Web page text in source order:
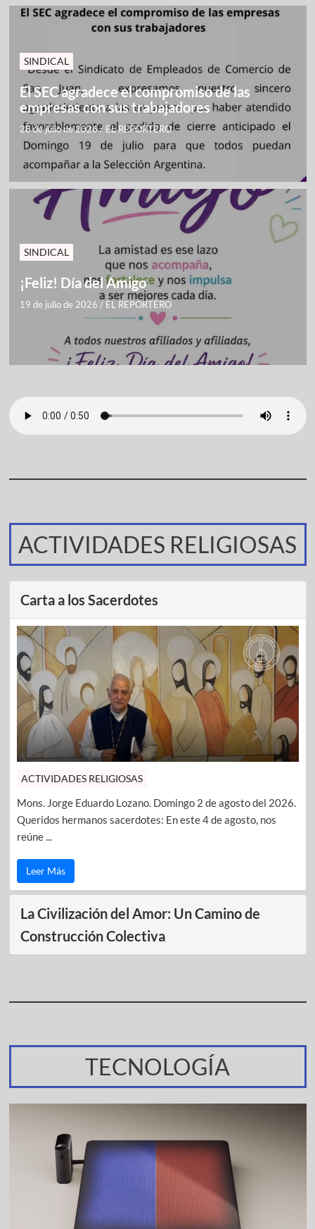
SINDICAL
El SEC agradece el compromiso de las
empresas con sus trabajadores
28 de julio de 2026/ EL REPORTERO
SINDICAL
¡Feliz! Día del Amigo
19 de julio de 2026 / EL REPORTERO
ACTIVIDADES RELIGIOSAS
Carta a los Sacerdotes
ACTIVIDADES RELIGIOSAS
Mons. Jorge Eduardo Lozano. Domingo 2 de agosto del 2026.
Queridos hermanos sacerdotes: En este 4 de agosto, nos
reúne ...
Leer Más
La Civilización del Amor: Un Camino de
Construcción Colectiva
TECNOLOGÍA